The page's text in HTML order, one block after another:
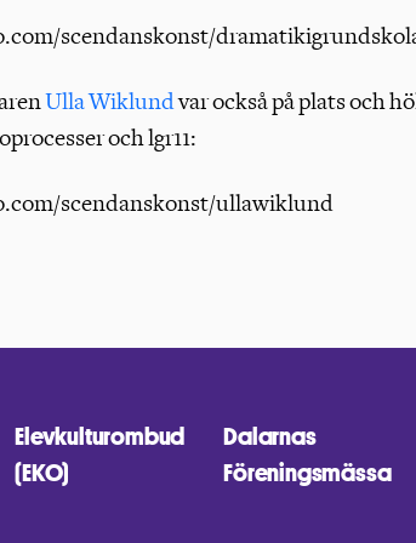
scendanskonst/
Ulla Wiklundvar också på plats och
och lgr11:
scendanskonst/ullawiklund
Elevkulturombud
(EKO)
Dalarnas
Föreningsmässa